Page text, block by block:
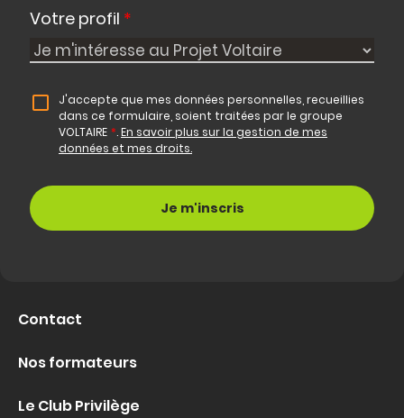
Votre profil *
J'accepte que mes données personnelles, recueillies
dans ce formulaire, soient traitées par le groupe
VOLTAIRE *.En savoir plus sur la gestion de mes
données et mes droits.
Contact
Nos formateurs
Le Club Privilège